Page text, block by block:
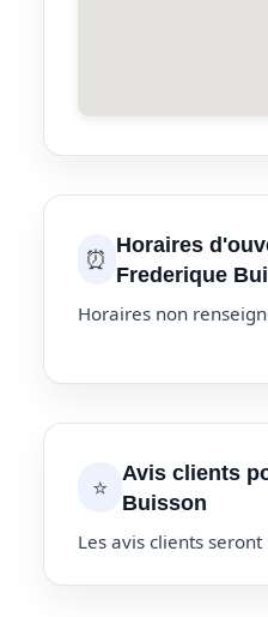
⏰ Horaires
Frederique
Horaires non
⭐
Avis clients
Buisson
Les avis clients